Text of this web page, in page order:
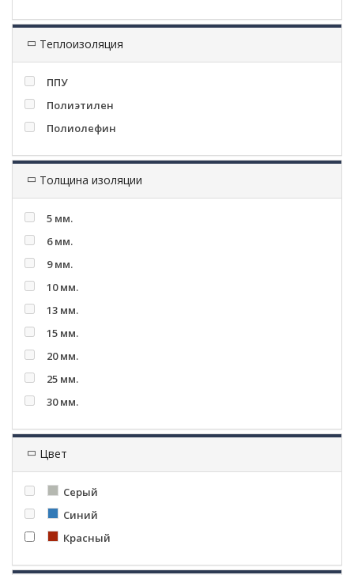
Теплоизоляция
ППУ
Полиэтилен
Полиолефин
Толщина изоляции
5 мм.
6 мм.
9 мм.
10 мм.
13 мм.
15 мм.
20 мм.
25 мм.
30 мм.
Цвет
Серый
Синий
Красный